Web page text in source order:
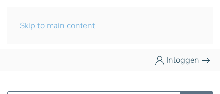
Skip to main content
Inloggen